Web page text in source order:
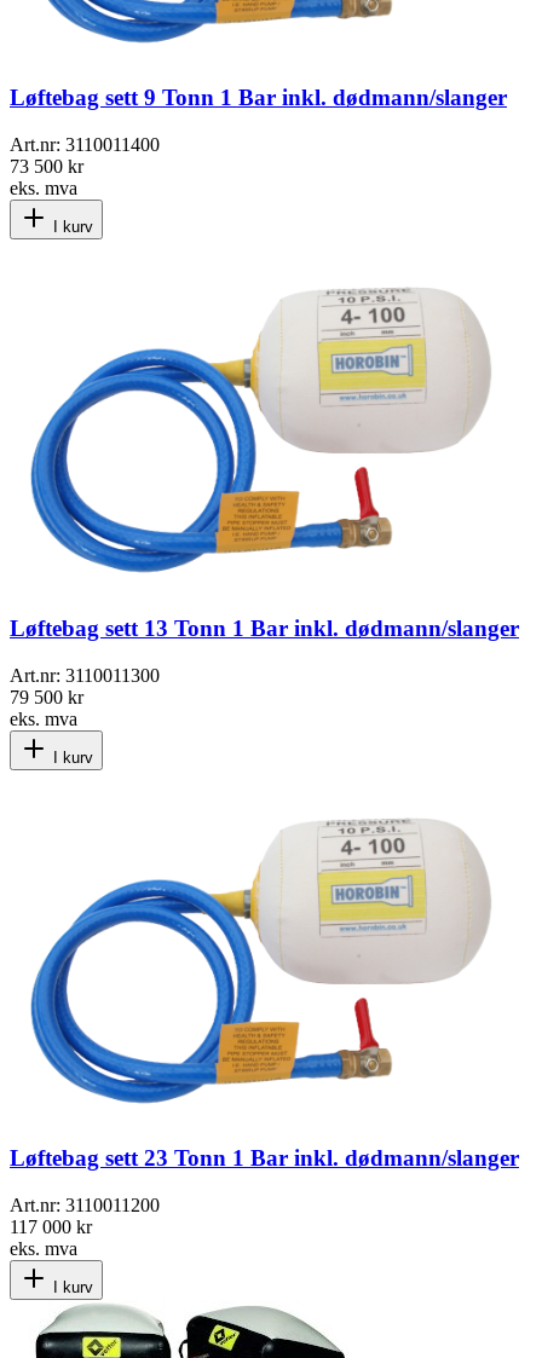
Løftebag sett 9 Tonn 1 Bar inkl. dødmann/slanger
Art.nr: 3110011400
73 500 kr
eks. mva
I kurv
Løftebag sett 13 Tonn 1 Bar inkl. dødmann/slanger
Art.nr: 3110011300
79 500 kr
eks. mva
I kurv
Løftebag sett 23 Tonn 1 Bar inkl. dødmann/slanger
Art.nr: 3110011200
117 000 kr
eks. mva
I kurv